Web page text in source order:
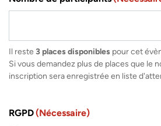
Il reste 3 places disponibles pour cet
Si vous demandez plus de places que le
inscription sera enregistrée en liste
RGPD(Nécessaire)